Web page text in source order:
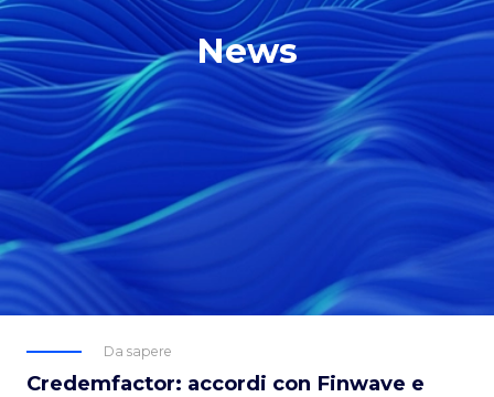
News
Da sapere
Credemfactor: accordi con Finwave e